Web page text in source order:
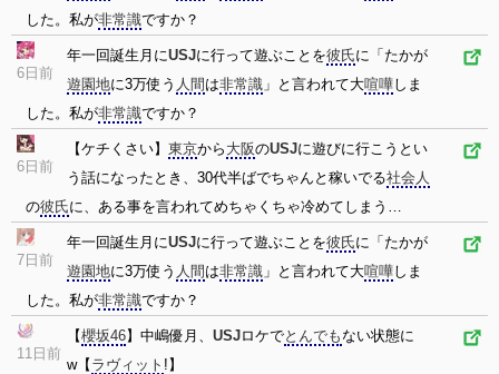
した。私が非常識ですか？
6日前
年一回誕生月にUSJに行って遊ぶことを彼氏に「たかが
遊園地に3万使う 人間 は非常識 」と言われて大喧嘩しま
した。私が非常識ですか？
6日前
【ケチくさい】 東京から 大阪のUSJに遊びに行こうとい
う話になったとき、30代半ばでちゃんと稼いでる社会人
の彼氏に、ある事を言われてめちゃくちゃ冷めてしまう…
7日前
年一回誕生月にUSJに行って遊ぶことを彼氏に「たかが
遊園地に3万使う 人間 は非常識 」と言われて大喧嘩しま
した。私が非常識ですか？
11日前
【櫻坂46】中嶋優月、 USJロケでとんでもない状態に
w【 ラヴィット !】